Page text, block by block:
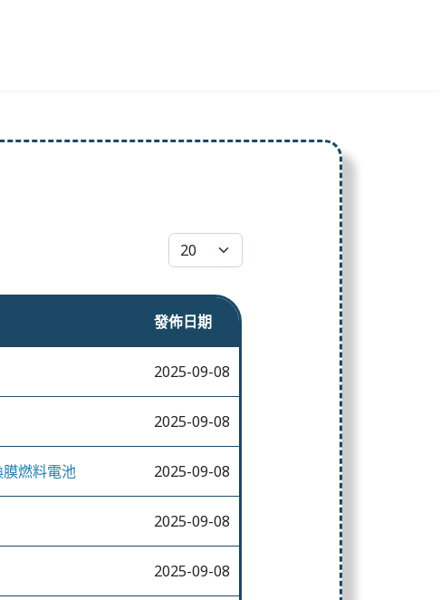
每頁顯示條數
發佈日期
2025-09-08
2025-09-08
燃料電池 2025-09-08
2025-09-08
2025-09-08